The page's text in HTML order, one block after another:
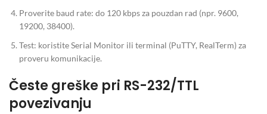
Proverite baud rate: do 120 kbps za pouzdan rad (npr. 9600,
19200, 38400).
Test: koristite Serial Monitor ili terminal (PuTTY, RealTerm) za
proveru komunikacije.
Česte greške pri RS-232/TTL
povezivanju